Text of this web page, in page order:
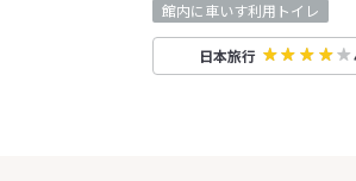
館内に車いす利用トイレ
日本旅行